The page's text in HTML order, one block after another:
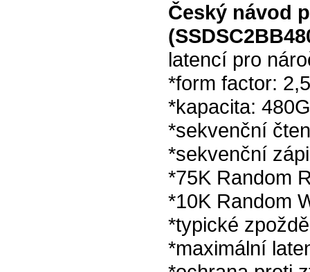
Český návod
latencí pro
*form factor:
*kapacita:
*sekvenční
*sekvenční
*75K Random
*10K Random
*typické
*maximální